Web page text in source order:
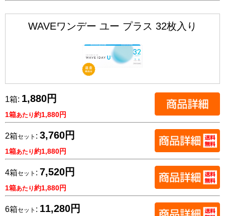
WAVEワンデー ユー プラス 32枚入り
1箱: 1,880円
1箱あたり約1,880円
2箱セット : 3,760円
1箱あたり約1,880円
4箱セット : 7,520円
1箱あたり約1,880円
6箱セット : 11,280円